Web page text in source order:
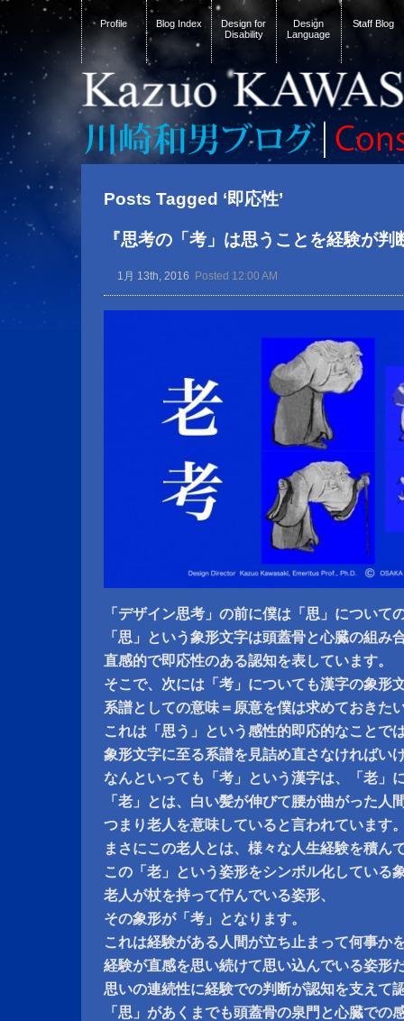
Profile Blog Index
Design for
Disability
Design
Language
Staff Blog
Posts Tagged ‘即応性’
『思考の「考」は思うことを経験が判
1月 13th, 2016 Posted 12:00 AM
「デザイン思考」の前に僕は「思」について
「思」という象形文字は頭蓋骨と心臓の組み
直感的で即応性のある認知を表しています。
そこで、次には「考」についても漢字の象形
系譜としての意味＝原意を僕は求めておきた
これは「思う」という感性的即応的なことで
象形文字に至る系譜を見詰め直さなければい
なんといっても「考」という漢字は、「老」
「老」とは、白い髪が伸びて腰が曲がった人
つまり老人を意味していると言われています
まさにこの老人とは、様々な人生経験を積ん
この「老」という姿形をシンボル化している
老人が杖を持って佇んでいる姿形、
その象形が「考」となります。
これは経験がある人間が立ち止まって何事か
経験が直感を思い続けて思い込んでいる姿形
思いの連続性に経験での判断が認知を支えて
「思」があくまでも頭蓋骨の泉門と心臓での